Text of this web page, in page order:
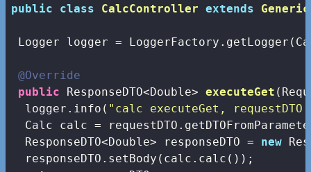
public
class CalcController extends
Logger logger =
@Override
public ResponseDTO<Double> executeGet
  logger.info(
"calc executeGet,
Calc calc =
  ResponseDTO<Double> responseDTO =
new
  responseDTO.setBody(calc.calc());